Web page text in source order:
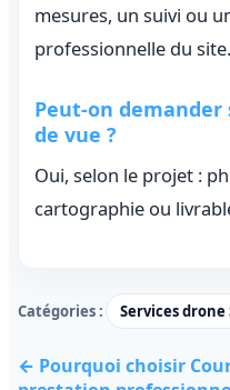
mesures, un suivi ou
professionnelle du site.
Peut-on
de vue ?
Oui, selon le projet :
cartographie ou
Catégories : Services drone
← Pourquoi choisir